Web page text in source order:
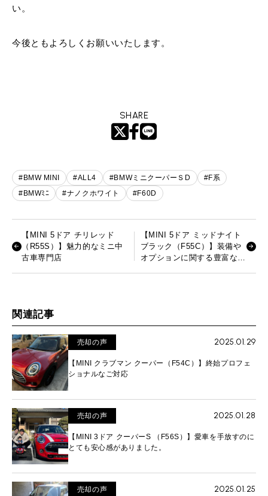
い。
今後ともよろしくお願いいたします。
SHARE
#BMW MINI #ALL4 #BMWミニクーパーＳD
#F系
#BMWﾐﾆ
#ナノクホワイト #F60D
【MINI 5ドア チリレッド
（R55S）】魅力的なミニ中
古車専門店
【MINI 5ドア ミッドナイト
ブラック（F55C）】装備や
オプションに関する豊富な知
関連記事
売却の声 2025.01.29
【MINI クラブマン クーパー（F54C）】終始プロフェ
ショナルなご対応
売却の声 2025.01.28
【MINI 3ドア クーパーS （F56S）】愛車を手放すのに
とても安心感がありました。
売却の声 2025.01.25